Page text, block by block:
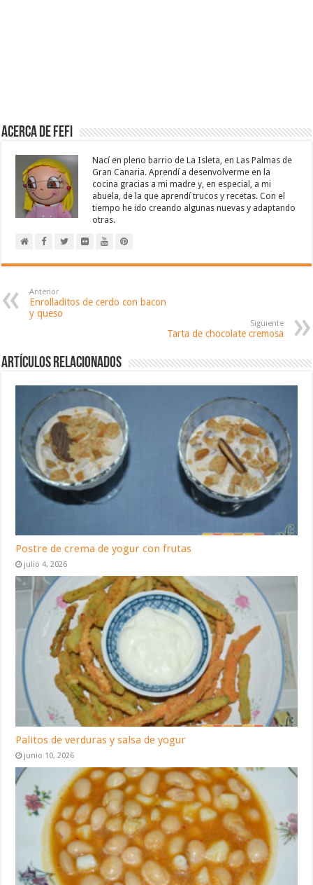
Acerca de Fefi
Nací en pleno barrio de La Isleta, en Las Palmas de
Gran Canaria. Aprendí a desenvolverme en la
cocina gracias a mi madre y, en especial, a mi
abuela, de la que aprendí trucos y recetas. Con el
tiempo he ido creando algunas nuevas y adaptando
otras.
Anterior
Enrolladitos de cerdo con bacon
y queso
Siguiente
Tarta de chocolate cremosa
Artículos relacionados
Postre de crema de yogur con frutas
julio 4, 2026
Palitos de verduras y salsa de yogur
junio 10, 2026